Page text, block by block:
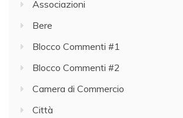
Associazioni
Bere
Blocco Commenti #1
Blocco Commenti #2
Camera di Commercio
Città